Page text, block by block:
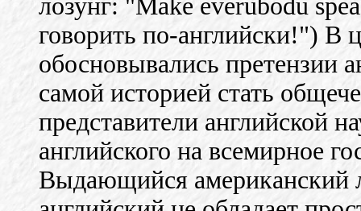
лозунг: "Make everubodu
говорить по-английски!") В
обосновывались претензии
самой историей стать
представители английской
английского на всемирное
Выдающийся американский